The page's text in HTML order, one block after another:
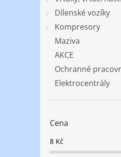
Dílenské vozíky
Kompresory
Maziva
AKCE
Ochranné
Elektrocentrály
Cena
8 Kč